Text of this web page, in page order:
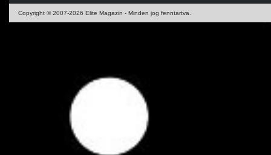
Copyright © 2007-2026 Elite Magazin - Minden jog fenntartva.